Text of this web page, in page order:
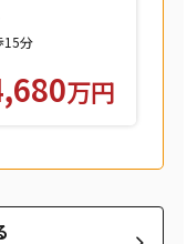
15分
万円